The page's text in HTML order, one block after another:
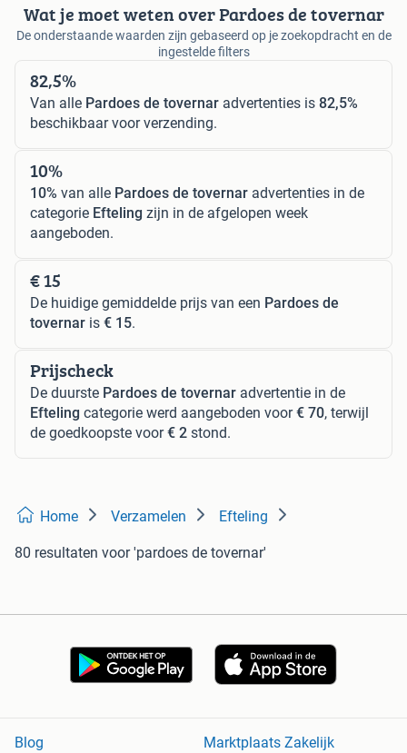
Wat je moet weten over Pardoes de tovernar
De onderstaande waarden zijn gebaseerd op je zoekopdracht en de
ingestelde filters
82,5%
Van alle Pardoes de tovernar advertenties is 82,5%
beschikbaar voor verzending.
10%
10% van alle Pardoes de tovernar advertenties in de
categorie Efteling zijn in de afgelopen week
aangeboden.
€ 15
De huidige gemiddelde prijs van een Pardoes de
tovernar is € 15.
Prijscheck
De duurste Pardoes de tovernar advertentie in de
Efteling categorie werd aangeboden voor€ 70, terwijl
de goedkoopste voor€ 2 stond.
Home Verzamelen Efteling
80 resultaten voor 'pardoes de tovernar'
Blog
Marktplaats Zakelijk